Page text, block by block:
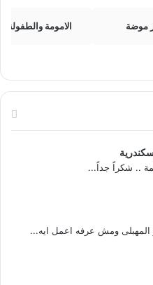
موضة الامومة والطفولة
.. شكراً جداً...
المهبلى ومش عرفه اعمل ايه...